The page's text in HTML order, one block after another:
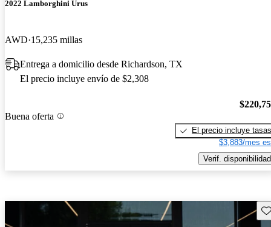
2022 Lamborghini Urus
AWD 15,235 millas
Entrega a domicilio desde Richardson, TX
El precio incluye envío de $2,308
Buena oferta
El precio incluye tasas
$3,883/mes
Verif. disponibilidad